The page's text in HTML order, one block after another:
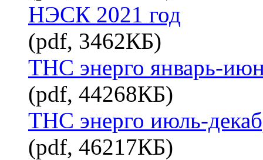
НЭСК 2021 год
(pdf, 3462КБ)
ТНС энерго январь-
(pdf, 44268КБ)
ТНС энерго июль-
(pdf, 46217КБ)